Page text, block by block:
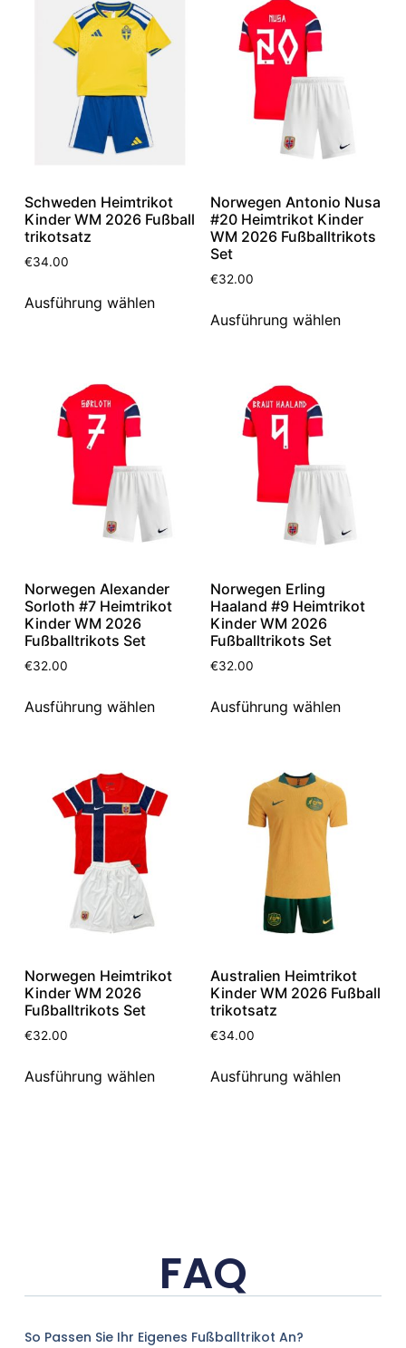
Schweden Heimtrikot
Kinder WM 2026 Fußball
trikotsatz
€34.00
Ausführung wählen
Norwegen Antonio Nusa
#20 Heimtrikot Kinder
WM 2026 Fußballtrikots
Set
€32.00
Ausführung wählen
Norwegen Alexander
Sorloth #7 Heimtrikot
Kinder WM 2026
Fußballtrikots Set
€32.00
Ausführung wählen
Norwegen Erling
Haaland #9 Heimtrikot
Kinder WM 2026
Fußballtrikots Set
€32.00
Ausführung wählen
Norwegen Heimtrikot
Kinder WM 2026
Fußballtrikots Set
€32.00
Ausführung wählen
Australien Heimtrikot
Kinder WM 2026 Fußball
trikotsatz
€34.00
Ausführung wählen
FAQ
So Passen Sie Ihr Eigenes Fußballtrikot An?